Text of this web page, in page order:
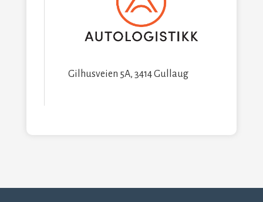
Gilhusveien 5A, 3414 Gullaug